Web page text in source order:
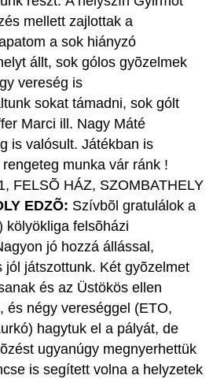
mellett zajlottak a
a sok hiányzó
állt, sok gólos gyõzelmek
vereség is
sokat támadni, sok gólt
Marci ill. Nagy Máté
is valósult. Játékban is
munka vár ránk !
FELSÕ HÁZ, SZOMBATHELY
EDZÕ: Szívbõl gratulálok a
kölyökliga felsõházi
jó hozzá állással,
jól játszottunk. Két gyõzelmet
és az Üstökös ellen
és négy vereséggel (ETO,
hagytuk el a pályát, de
ugyanúgy megnyerhettük
is segített volna a helyzetek